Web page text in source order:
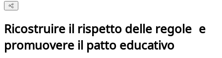
Ricostruire il rispetto delle regole e
promuovere il patto educativo